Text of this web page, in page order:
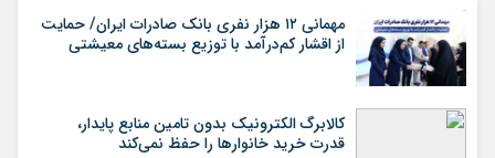
مهمانی ۱۲ هزار نفری بانک صادرات ایران/ حمایت
از اقشار کم‌درآمد با توزیع بسته‌های معیشتی
کالابرگ الکترونیک بدون تامین منابع پایدار،
قدرت خرید خانوارها را حفظ نمی‌کند